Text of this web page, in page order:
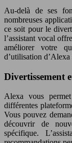
Au-delà de ses
nombreuses
ce soit pour le
l’assistant vocal
améliorer votre
d’utilisation
Divertissement
Alexa vous
différentes
Vous pouvez
découvrir de
spécifique.